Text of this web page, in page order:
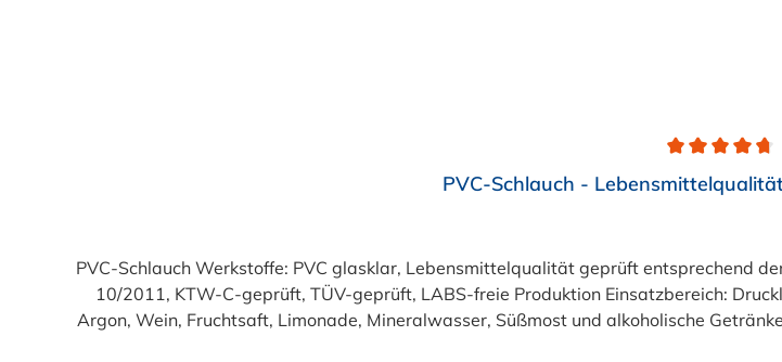
Durchschnittliche Bewertung von 4.7 von 5 SternenPVC-Schlauch -
PVC-Schlauch Werkstoffe: PVC glasklar, Lebensmittelqualität geprüft entsprechend den Anforderungen der Verordnung (EG) 1935/2004 und der Verordnung (EU)
10/2011, KTW-C-geprüft, TÜV-geprüft, LABS-freie Produktion Einsatzbereich: Druckloses Durchleiten von Flüssigkeiten und Gasen wie Wasser, Trinkwasser,
Argon, Wein, Fruchtsaft, Limonade, Mineralwasser, Süßmost und alkoholische